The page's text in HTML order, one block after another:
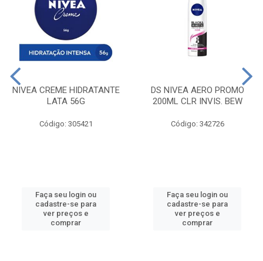
NIVEA CREME HIDRATANTE
LATA 56G
Código: 305421
Faça seu login ou
cadastre-se para
ver preços e
comprar
DS NIVEA AERO PROMO
200ML CLR INVIS. BEW
Código: 342726
Faça seu login ou
cadastre-se para
ver preços e
comprar